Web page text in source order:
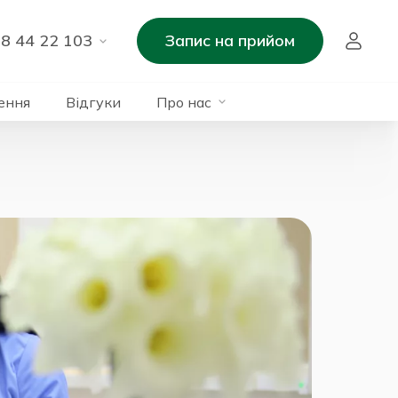
44 22 103 Запис на прийом
Відгуки Про нас